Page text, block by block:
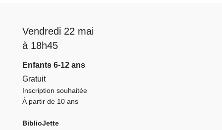
Vendredi 22 mai
à 18h45
Enfants 6-12 ans
Gratuit
Inscription souhaitée
À partir de 10 ans
BiblioJette